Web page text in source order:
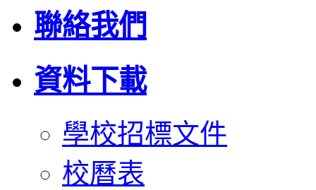
聯絡我們
資料下載
學校招標文件
校曆表